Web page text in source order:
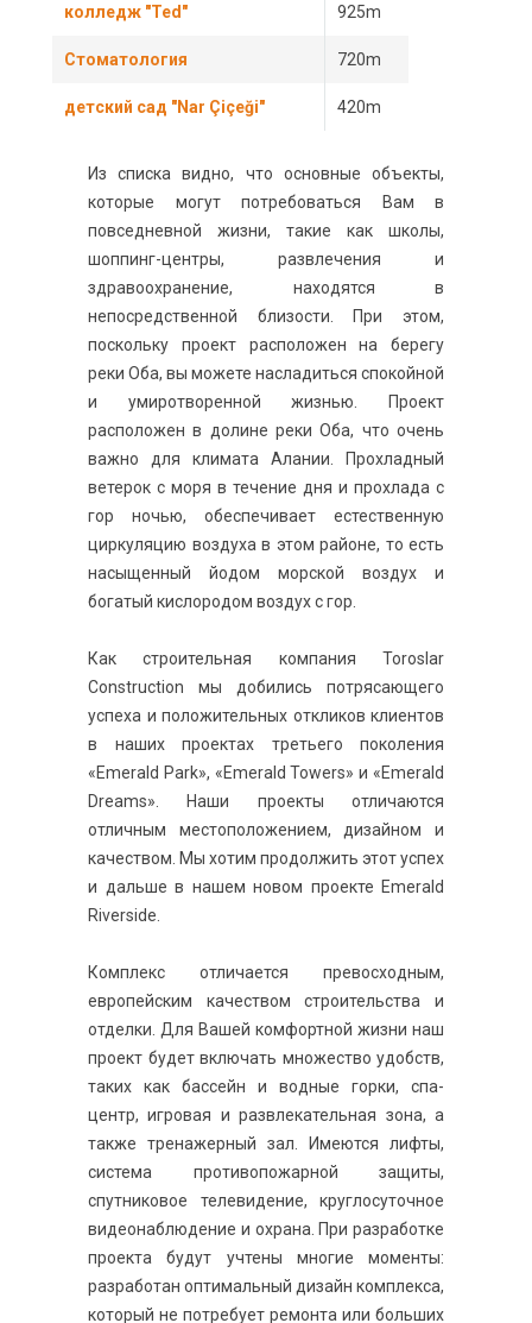
колледж "Ted" 925m
Стоматология 720m
детский сад "Nar Çiçeği" 420m
Из списка видно, что основные объекты,
которые могут потребоваться Вам в
повседневной жизни, такие как школы,
шоппинг-центры, развлечения и
здравоохранение, находятся в
непосредственной близости. При этом,
поскольку проект расположен на берегу
реки Оба, вы можете насладиться спокойной
и умиротворенной жизнью. Проект
расположен в долине реки Оба, что очень
важно для климата Алании. Прохладный
ветерок с моря в течение дня и прохлада с
гор ночью, обеспечивает естественную
циркуляцию воздуха в этом районе, то есть
насыщенный йодом морской воздух и
богатый кислородом воздух с гор.
Как строительная компания Toroslar
Construction мы добились потрясающего
успеха и положительных откликов клиентов
в наших проектах третьего поколения
«Emerald Park», «Emerald Towers» и «Emerald
Dreams». Наши проекты отличаются
отличным местоположением, дизайном и
качеством. Мы хотим продолжить этот успех
и дальше в нашем новом проекте Emerald
Riverside.
Комплекс отличается превосходным,
европейским качеством строительства и
отделки. Для Вашей комфортной жизни наш
проект будет включать множество удобств,
таких как бассейн и водные горки, спа-
центр, игровая и развлекательная зона, а
также тренажерный зал. Имеются лифты,
система противопожарной защиты,
спутниковое телевидение, круглосуточное
видеонаблюдение и охрана. При разработке
проекта будут учтены многие моменты:
разработан оптимальный дизайн комплекса,
который не потребует ремонта или больших